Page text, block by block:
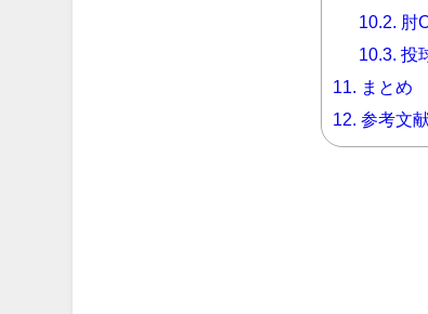
10.2.
肘
10.3. 投
11.
まとめ
12. 参考文